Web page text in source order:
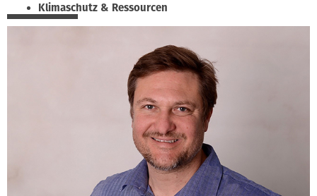
Klimaschutz & Ressourcen
Normen & Fachregeln
Prävention & Arbeitsschutz
Soziales & Tarifpolitik
Verband & Innungen